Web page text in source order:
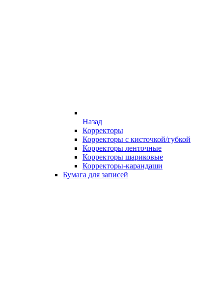
Назад
Корректоры
Корректоры с кисточкой/губкой
Корректоры ленточные
Корректоры шариковые
Корректоры-карандаши
Бумага для записей